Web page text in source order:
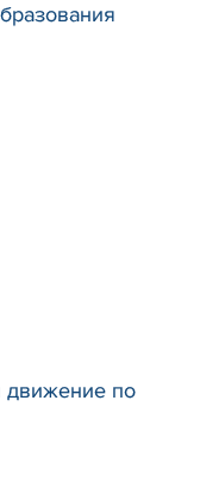
движение по